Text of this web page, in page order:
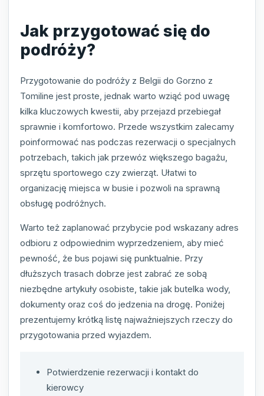
Jak przygotować się do
podróży?
Przygotowanie do podróży z Belgii do Gorzno z
Tomiline jest proste, jednak warto wziąć pod uwagę
kilka kluczowych kwestii, aby przejazd przebiegał
sprawnie i komfortowo. Przede wszystkim zalecamy
poinformować nas podczas rezerwacji o specjalnych
potrzebach, takich jak przewóz większego bagażu,
sprzętu sportowego czy zwierząt. Ułatwi to
organizację miejsca w busie i pozwoli na sprawną
obsługę podróżnych.
Warto też zaplanować przybycie pod wskazany adres
odbioru z odpowiednim wyprzedzeniem, aby mieć
pewność, że bus pojawi się punktualnie. Przy
dłuższych trasach dobrze jest zabrać ze sobą
niezbędne artykuły osobiste, takie jak butelka wody,
dokumenty oraz coś do jedzenia na drogę. Poniżej
prezentujemy krótką listę najważniejszych rzeczy do
przygotowania przed wyjazdem.
Potwierdzenie rezerwacji i kontakt do
kierowcy